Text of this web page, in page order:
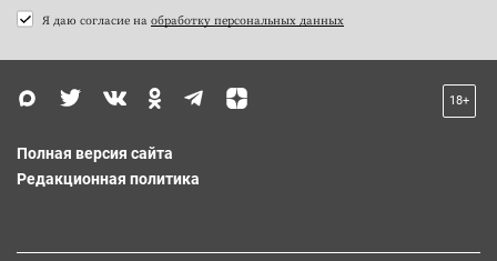
Я даю согласие на обработку персональных данных
18+
Полная версия сайта
Редакционная политика